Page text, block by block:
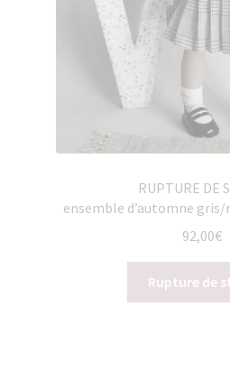
RUPTURE DE
ensemble d’automne gris/
92,00€
Rupture de